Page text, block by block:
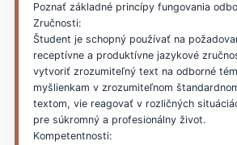
Poznať základné princípy fungovania
Zručnosti:
Študent je schopný používať na
receptívne a produktívne jazykové
vytvoriť zrozumiteľný text na odborné
myšlienkam v zrozumiteľnom
textom, vie reagovať v rozličných
pre súkromný a profesionálny život.
Kompetentnosti: